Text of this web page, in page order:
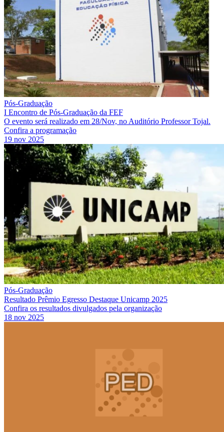
Pós-Graduação
I Encontro de Pós-Graduação da FEF
O evento será realizado em 28/Nov, no Auditório Professor Tojal.
Confira a programação
19 nov 2025
Pós-Graduação
Resultado Prêmio Egresso Destaque Unicamp 2025
Confira os resultados divulgados pela organização
18 nov 2025